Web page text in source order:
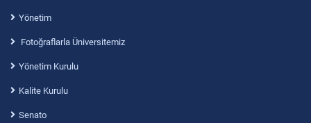
Yönetim
Fotoğraflarla Üniversitemiz
Yönetim Kurulu
Kalite Kurulu
Senato